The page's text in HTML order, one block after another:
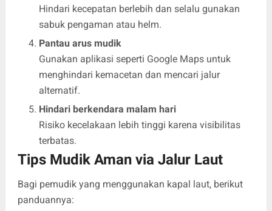
Hindari kecepatan berlebih dan selalu gunakan
sabuk pengaman atau helm.
Pantau arus mudik
Gunakan aplikasi seperti Google Maps untuk
menghindari kemacetan dan mencari jalur
alternatif.
Hindari berkendara malam hari
Risiko kecelakaan lebih tinggi karena visibilitas
terbatas.
Tips Mudik Aman via Jalur Laut
Bagi pemudik yang menggunakan kapal laut, berikut
panduannya: